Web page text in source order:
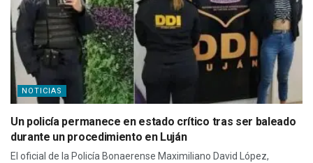
NOTICIAS
Un policía permanece en estado crítico tras ser baleado
durante un procedimiento en Luján
El oficial de la Policía Bonaerense Maximiliano David López,